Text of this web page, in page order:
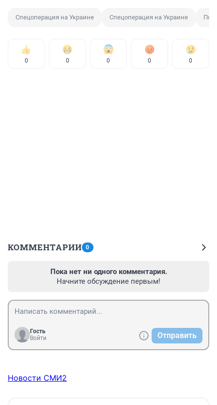
Спецоперация на Украине Спецоперация на Украине
0 0 0 0 0
КОММЕНТАРИИ 0
Пока нет ни одного комментария.
Начните обсуждение первым!
Гость
Войти
Отправить
Новости СМИ2